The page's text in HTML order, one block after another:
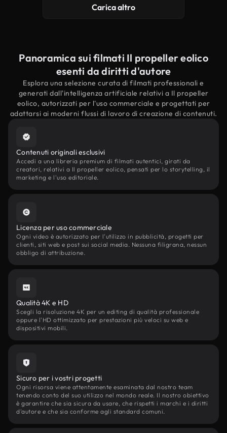
Carica altro
Panoramica sui filmati Il propeller eolico
esenti da diritti d'autore
Esplora una selezione curata di filmati professionali e
generati dall'intelligenza artificiale relativi a Il propeller
eolico, autorizzati per l'uso commerciale e progettati per
adattarsi ai moderni flussi di lavoro di creazione di contenuti.
Contenuti originali esclusivi
Accedi a una libreria premium di filmati autentici, girati da
creatori, relativi a Il propeller eolico, pensati per lo storytelling, il
marketing e l'uso editoriale.
Licenza per uso commerciale
Ogni video è autorizzato per l'utilizzo in pubblicità, progetti per
clienti, siti web e post sui social media. Nessuna filigrana, nessun
obbligo di attribuzione.
Qualità 4K e HD
Scegli la risoluzione 4K per un editing di qualità professionale
oppure l'HD ottimizzato per prestazioni più veloci su web e
dispositivi mobili.
Sicuro per i vostri progetti
Ogni risorsa viene attentamente esaminata dal nostro team
tenendo conto del suo utilizzo nel mondo reale. Il nostro obiettivo
è garantire che sia sicura da usare, che rispetti i marchi e i diritti
d'autore e che sia conforme agli standard comuni.